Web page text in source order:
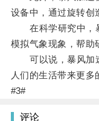
设备中，通过旋转创
在科学研究中，暴
模拟气象现象，帮助
可以说，暴风加速
人们的生活带来更多
#3#
评论